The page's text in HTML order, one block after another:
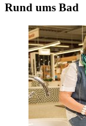
Rund ums Bad